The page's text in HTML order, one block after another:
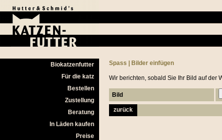
Biokatzenfutter
Für die katz
Bestellen
Zustellung
Beratung
In Läden kaufen
Preise
Spass Bilder einfügen
Wir berichten, sobald Sie Ihr Bild auf der
Bild
zurück